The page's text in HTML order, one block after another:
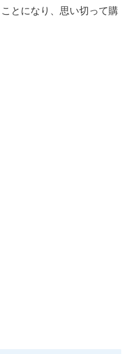
ことになり、思い切って購